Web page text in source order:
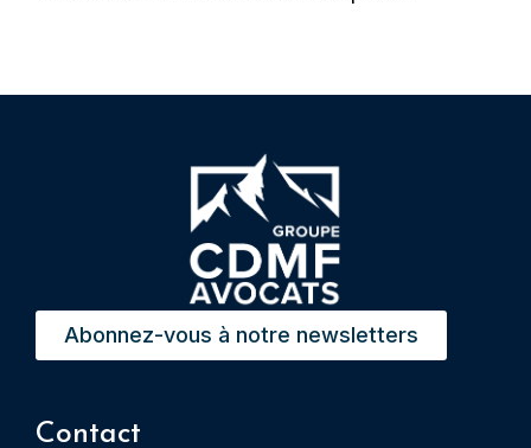
Abonnez-vous à notre newsletters
Contact